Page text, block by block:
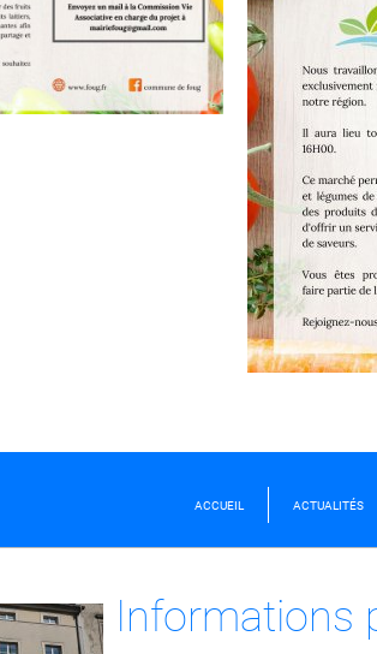
ACCUEIL ACTUALITÉS
Informations